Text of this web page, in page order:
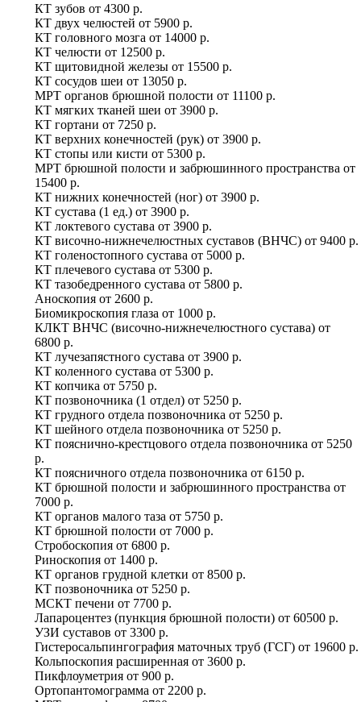
КТ зубов от 4300 р.
КТ двух челюстей от 5900 р.
КТ головного мозга от 14000 р.
КТ челюсти от 12500 р.
КТ щитовидной железы от 15500 р.
КТ сосудов шеи от 13050 р.
МРТ органов брюшной полости от 11100 р.
КТ мягких тканей шеи от 3900 р.
КТ гортани от 7250 р.
КТ верхних конечностей (рук) от 3900 р.
КТ стопы или кисти от 5300 р.
МРТ брюшной полости и забрюшинного пространства от
15400 р.
КТ нижних конечностей (ног) от 3900 р.
КТ сустава (1 ед.) от 3900 р.
КТ локтевого сустава от 3900 р.
КТ височно-нижнечелюстных суставов (ВНЧС) от 9400 р.
КТ голеностопного сустава от 5000 р.
КТ плечевого сустава от 5300 р.
КТ тазобедренного сустава от 5800 р.
Аноскопия от 2600 р.
Биомикроскопия глаза от 1000 р.
КЛКТ ВНЧС (височно-нижнечелюстного сустава) от
6800 р.
КТ лучезапястного сустава от 3900 р.
КТ коленного сустава от 5300 р.
КТ копчика от 5750 р.
КТ позвоночника (1 отдел) от 5250 р.
КТ грудного отдела позвоночника от 5250 р.
КТ шейного отдела позвоночника от 5250 р.
КТ пояснично-крестцового отдела позвоночника от 5250
р.
КТ поясничного отдела позвоночника от 6150 р.
КТ брюшной полости и забрюшинного пространства от
7000 р.
КТ органов малого таза от 5750 р.
КТ брюшной полости от 7000 р.
Стробоскопия от 6800 р.
Риноскопия от 1400 р.
КТ органов грудной клетки от 8500 р.
КТ позвоночника от 5250 р.
МСКТ печени от 7700 р.
Лапароцентез (пункция брюшной полости) от 60500 р.
УЗИ суставов от 3300 р.
Гистеросальпингография маточных труб (ГСГ) от 19600 р.
Кольпоскопия расширенная от 3600 р.
Пикфлоуметрия от 900 р.
Ортопантомограмма от 2200 р.